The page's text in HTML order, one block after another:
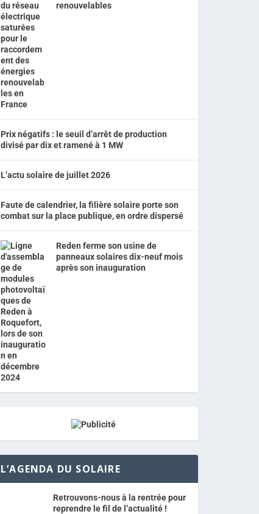
renouvelables
Prix négatifs : le seuil d’arrêt de production
divisé par dix et ramené à 1 MW
L’actu solaire de juillet 2026
Faute de calendrier, la filière solaire porte son
combat sur la place publique, en ordre dispersé
Reden ferme son usine de
panneaux solaires dix-neuf mois
après son inauguration
L’AGENDA DU SOLAIRE
Retrouvons-nous à la rentrée pour
reprendre le fil de l’actualité !